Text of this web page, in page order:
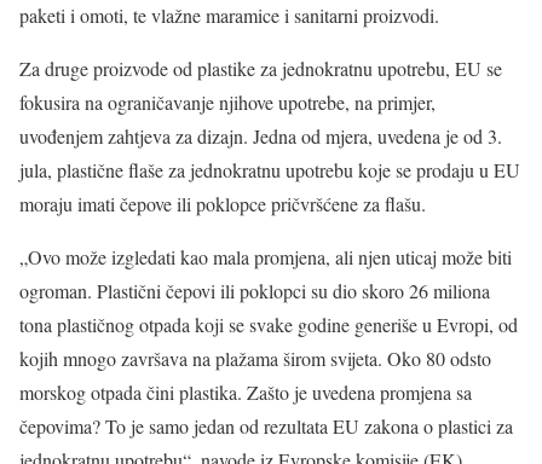
paketi i omoti, te vlažne maramice i sanitarni proizvodi.
Za druge proizvode od plastike za jednokratnu upotrebu, EU se
fokusira na ograničavanje njihove upotrebe, na primjer,
uvođenjem zahtjeva za dizajn. Jedna od mjera, uvedena je od 3.
jula, plastične flaše za jednokratnu upotrebu koje se prodaju u EU
moraju imati čepove ili poklopce pričvršćene za flašu.
„Ovo može izgledati kao mala promjena, ali njen uticaj može biti
ogroman. Plastični čepovi ili poklopci su dio skoro 26 miliona
tona plastičnog otpada koji se svake godine generiše u Evropi, od
kojih mnogo završava na plažama širom svijeta. Oko 80 odsto
morskog otpada čini plastika. Zašto je uvedena promjena sa
čepovima? To je samo jedan od rezultata EU zakona o plastici za